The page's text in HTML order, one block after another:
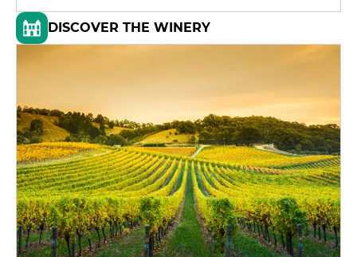
DISCOVER THE WINERY